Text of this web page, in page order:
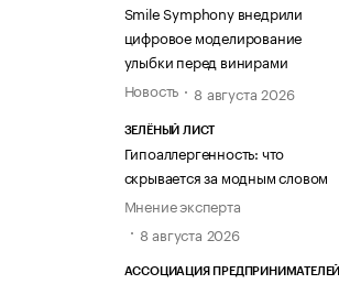
Smile Symphony внедрили
цифровое моделирование
улыбки перед винирами
Новость
8 августа 2026
ЗЕЛЁНЫЙ ЛИСТ
Гипоаллергенность: что
скрывается за модным словом
Мнение эксперта
8 августа 2026
АССОЦИАЦИЯ ПРЕДПРИНИМАТЕЛЕЙ